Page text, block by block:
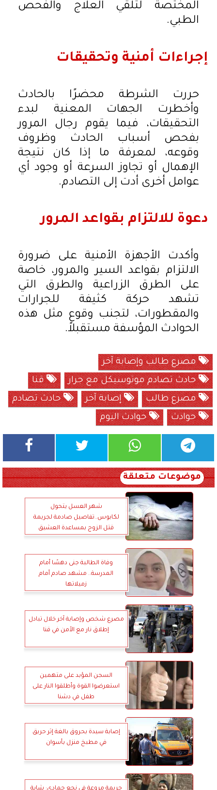
المختصة لتلقي العلاج والفحص
الطبي.
إجراءات أمنية وتحقيقات
حررت الشرطة محضرًا بالحادث
وأخطرت الجهات المعنية لبدء
التحقيقات، فيما يقوم رجال المرور
بفحص أسباب الحادث وظروف
وقوعه، لمعرفة ما إذا كان نتيجة
الإهمال أو تجاوز السرعة أو وجود أي
عوامل أخرى أدت إلى التصادم.
دعوة للالتزام بقواعد المرور
وأكدت الأجهزة الأمنية على ضرورة
الالتزام بقواعد السير والمرور، خاصة
على الطرق الزراعية والطرق التي
تشهد حركة كثيفة للجرارات
والمقطورات، لتجنب وقوع مثل هذه
الحوادث المؤسفة مستقبلاً.
مصرع طالب وإصابة آخر
حادث تصادم موتوسيكل مع جرار
قنا
مصرع طالب
إصابة آخر
حادث تصادم
حوادث
حوادث اليوم
موضوعات متعلقة
شهر العسل يتحول
لكابوس..تفاصيل صادمة لجريمة
قتل الزوج بمساعدة العشيق
وفاة الطالبة جنى دهسًا أمام
المدرسة.. مشهد صادم أمام
زميلاتها
مصرع شخص وإصابة آخر خلال تبادل
إطلاق نار مع الأمن في قنا
السجن المؤبد على متهمين
استعرضوا القوة وأطلقوا النار على
طفل في دشنا
إصابة سيدة بحروق بالغة إثر حريق
في مطبخ منزل بأسوان
جريمة مروعة في نجع حمادي: شابة